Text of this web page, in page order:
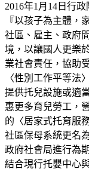
2016年1月14日行
『以孩子為主體，
社區、雇主、政府
境，以讓國人更樂
業社會責任，協助
〈性別工作平等法
提供托兒設施或適
惠更多育兒勞工，
的〈居家式托育服
社區保母系統更名
政府社會局進行為
結合現行托嬰中心